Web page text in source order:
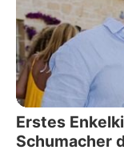
Erstes
Schumacher